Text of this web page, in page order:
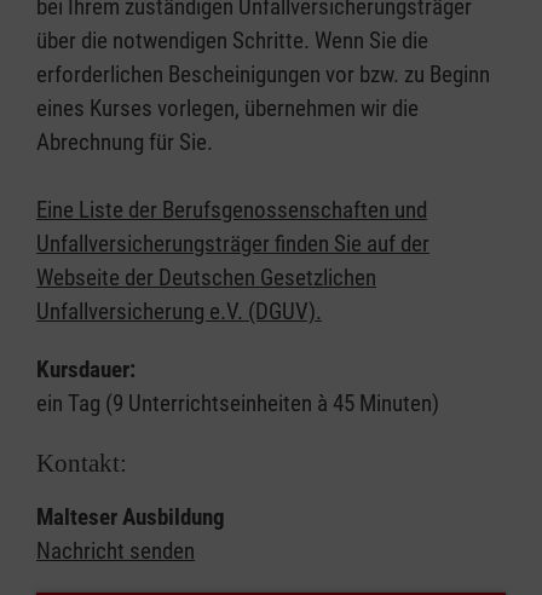
bei Ihrem zuständigen Unfallversicherungsträger
über die notwendigen Schritte. Wenn Sie die
erforderlichen Bescheinigungen vor bzw. zu Beginn
eines Kurses vorlegen, übernehmen wir die
Abrechnung für Sie.
Eine Liste der Berufsgenossenschaften und
Unfallversicherungsträger finden Sie auf der
Webseite der Deutschen Gesetzlichen
Unfallversicherung e.V. (DGUV).
Kursdauer:
ein Tag (9 Unterrichtseinheiten à 45 Minuten)
Kontakt:
Malteser Ausbildung
Nachricht senden